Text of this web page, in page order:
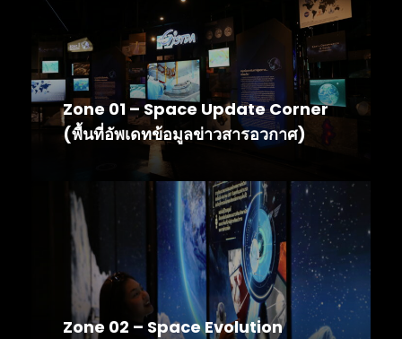
Zone 01 – Space Update Corner
(พื้นที่อัพเดทข้อมูลข่าวสารอวกาศ)
Zone 02 – Space Evolution